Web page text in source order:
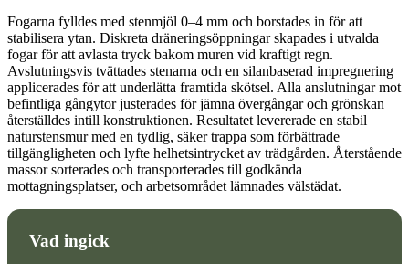
Fogarna fylldes med stenmjöl 0–4 mm och borstades in för att
stabilisera ytan. Diskreta dräneringsöppningar skapades i utvalda
fogar för att avlasta tryck bakom muren vid kraftigt regn.
Avslutningsvis tvättades stenarna och en silanbaserad impregnering
applicerades för att underlätta framtida skötsel. Alla anslutningar mot
befintliga gångytor justerades för jämna övergångar och grönskan
återställdes intill konstruktionen. Resultatet levererade en stabil
naturstensmur med en tydlig, säker trappa som förbättrade
tillgängligheten och lyfte helhetsintrycket av trädgården. Återstående
massor sorterades och transporterades till godkända
mottagningsplatser, och arbetsområdet lämnades välstädat.
Vad ingick